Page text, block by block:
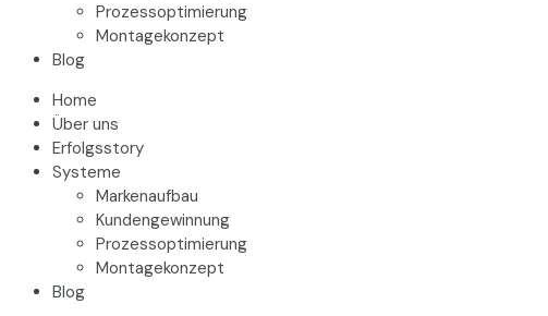
Prozessoptimierung
Montagekonzept
Blog
Home
Über uns
Erfolgsstory
Systeme
Markenaufbau
Kundengewinnung
Prozessoptimierung
Montagekonzept
Blog